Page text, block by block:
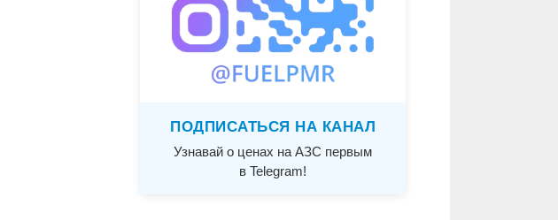
ПОДПИСАТЬСЯ НА КАНАЛ
Узнавай о ценах на АЗС первым
в Telegram!